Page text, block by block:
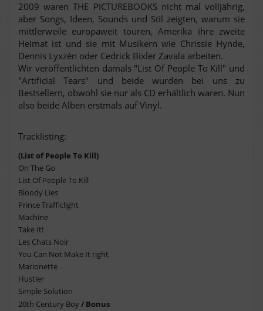
2009 waren THE PICTUREBOOKS nicht mal volljährig,
aber Songs, Ideen, Sounds und Stil zeigten, warum sie
mittlerweile europaweit touren, Amerika ihre zweite
Heimat ist und sie mit Musikern wie Chrissie Hynde,
Dennis Lyxzén oder Cedrick Bixler Zavala arbeiten.
Wir veröffentlichten damals "List Of People To Kill" und
"Artificial Tears" und beide wurden bei uns zu
Bestsellern, obwohl sie nur als CD erhältlich waren. Nun
also beide Alben erstmals auf Vinyl.
Tracklisting:
(List of People To Kill)
On The Go
List Of People To Kill
Bloody Lies
Prince Trafficlight
Machine
Take It!
Les Chats Noir
You Can Not Make It right
Marionette
Hustler
Simple Solution
20th Century Boy / Bonus